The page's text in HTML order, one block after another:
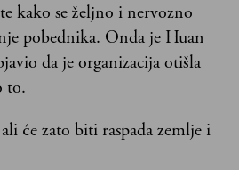
kako se željno i nervozno
pobednika. Onda je Huan
da je organizacija otišla
to.
će zato biti raspada zemlje i